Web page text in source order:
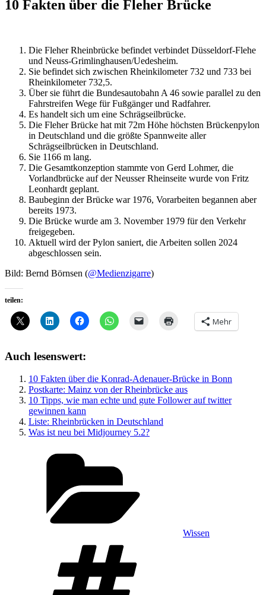
10 Fakten über die Fleher Brücke
Die Fleher Rheinbrücke befindet verbindet Düsseldorf-Flehe
und Neuss-Grimlinghausen/Uedesheim.
Sie befindet sich zwischen Rheinkilometer 732 und 733 bei
Rheinkilometer 732,5.
Über sie führt die Bundesautobahn A 46 sowie parallel zu den
Fahrstreifen Wege für Fußgänger und Radfahrer.
Es handelt sich um eine Schrägseilbrücke.
Die Fleher Brücke hat mit 72m Höhe höchsten Brückenpylon
in Deutschland und die größte Spannweite aller
Schrägseilbrücken in Deutschland.
Sie 1166 m lang.
Die Gesamtkonzeption stammte von Gerd Lohmer, die
Vorlandbrücke auf der Neusser Rheinseite wurde von Fritz
Leonhardt geplant.
Baubeginn der Brücke war 1976, Vorarbeiten begannen aber
bereits 1973.
Die Brücke wurde am 3. November 1979 für den Verkehr
freigegeben.
Aktuell wird der Pylon saniert, die Arbeiten sollen 2024
abgeschlossen sein.
Bild: Bernd Börnsen (@Medienzigarre)
teilen:
Mehr
Auch lesenswert:
10 Fakten über die Konrad-Adenauer-Brücke in Bonn
Postkarte: Mainz von der Rheinbrücke aus
10 Tipps, wie man echte und gute Follower auf twitter
gewinnen kann
Liste: Rheinbrücken in Deutschland
Was ist neu bei Midjourney 5.2?
Wissen